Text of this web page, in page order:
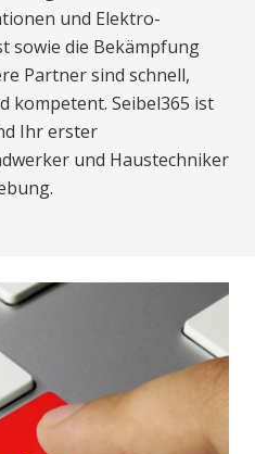
und Elektro-
sowie die Bekämpfung
Partner sind schnell,
kompetent. Seibel365 ist
Ihr erster
und Haustechniker